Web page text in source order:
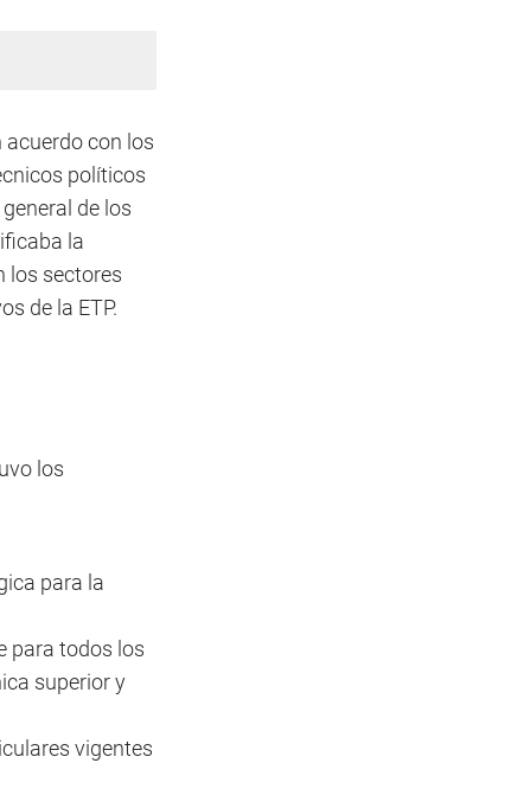
acuerdo con los
políticos
de los
la
los sectores
de la ETP.
los
para la
para todos los
superior y
vigentes